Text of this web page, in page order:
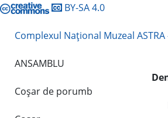
BY-SA 4.0
Complexul Naţional Muzeal ASTRA
ANSAMBLU
Coşar de porumb